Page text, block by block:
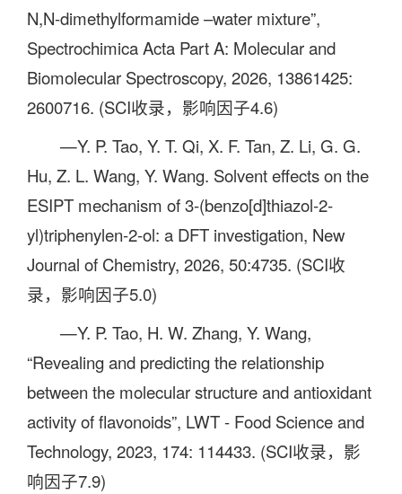
N,N-dimethylformamide –water mixture”,
Spectrochimica Acta Part A: Molecular and
Biomolecular Spectroscopy, 2026, 13861425:
2600716. (SCI收录，影响因子4.6)
—Y. P. Tao, Y. T. Qi, X. F. Tan, Z. Li, G. G.
Hu, Z. L. Wang, Y. Wang. Solvent effects on the
ESIPT mechanism of 3-(benzo[d]thiazol-2-
yl)triphenylen-2-ol: a DFT investigation, New
Journal of Chemistry, 2026, 50:4735. (SCI收
录，影响因子5.0)
—Y. P. Tao, H. W. Zhang, Y. Wang,
“Revealing and predicting the relationship
between the molecular structure and antioxidant
activity of flavonoids”, LWT - Food Science and
Technology, 2023, 174: 114433. (SCI收录，影
响因子7.9)